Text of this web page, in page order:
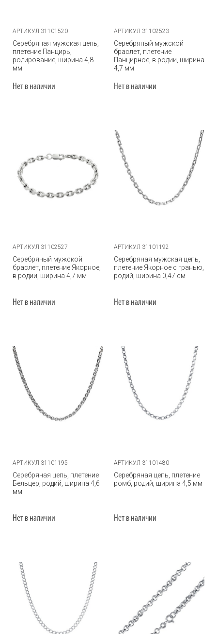
АРТИКУЛ 31101520
Серебряная мужская цепь,
плетение Панцирь,
родирование, ширина 4,8
мм
Нет в наличии
АРТИКУЛ 31102523
Серебряный мужской
браслет, плетение
Панцирное, в родии, ширина
4,7 мм
Нет в наличии
АРТИКУЛ 31102527
Серебряный мужской
браслет, плетение Якорное,
в родии, ширина 4,7 мм
Нет в наличии
АРТИКУЛ 31101192
Серебряная мужская цепь,
плетение Якорное с гранью,
родий, ширина 0,47 см
Нет в наличии
АРТИКУЛ 31101195
Серебряная цепь, плетение
Бельцер, родий, ширина 4,6
мм
Нет в наличии
АРТИКУЛ 31101480
Серебряная цепь, плетение
ромб, родий, ширина 4,5 мм
Нет в наличии